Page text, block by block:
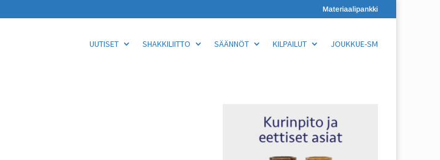
Materiaalipankki
UUTISET SHAKKILIITTO SÄÄNNÖT KILPAILUT JOUKKUE-SM